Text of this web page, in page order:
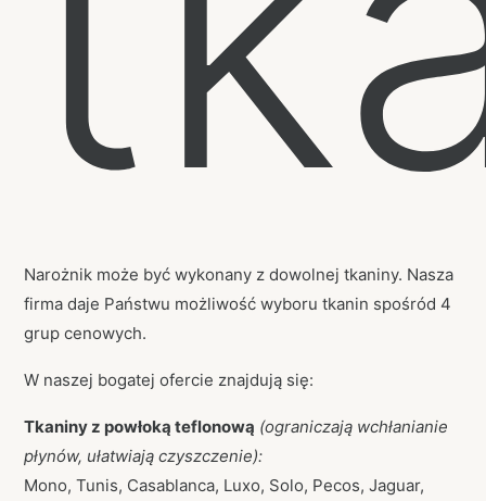
Narożnik może być wykonany z dowolnej tkaniny. Nasza
firma daje Państwu możliwość wyboru tkanin spośród 4
grup cenowych.
W naszej bogatej ofercie znajdują się:
Tkaniny z powłoką teflonową (ograniczają wchłanianie
płynów, ułatwiają czyszczenie):
Mono, Tunis, Casablanca, Luxo, Solo, Pecos, Jaguar,